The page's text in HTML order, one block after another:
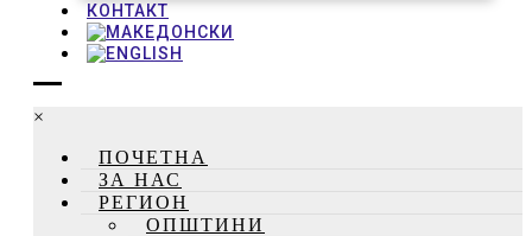
КОНТАКТ
×
ПОЧЕТНА
ЗА НАС
РЕГИОН
ОПШТИНИ